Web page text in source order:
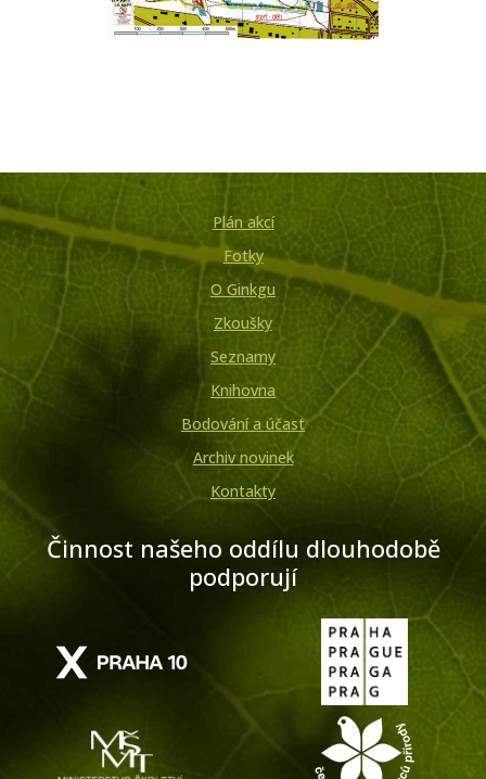
Plán akcí
Fotky
O Ginkgu
Zkoušky
Seznamy
Knihovna
Bodování a účast
Archiv novinek
Kontakty
Činnost našeho oddílu dlouhodobě
podporují